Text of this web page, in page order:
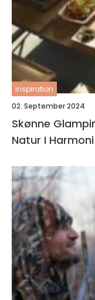
inspiration
02. September 2024
Skønne
Natur I Harmoni